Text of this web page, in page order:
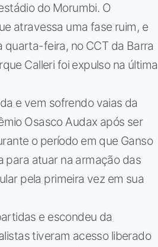
do Morumbi. O
atravessa uma fase ruim, e
feira, no CCT da Barra
Calleri foi expulso na última
e vem sofrendo vaias da
Osasco Audax após ser
o período em que Ganso
para atuar na armação das
pela primeira vez em sua
e escondeu da
tiveram acesso liberado